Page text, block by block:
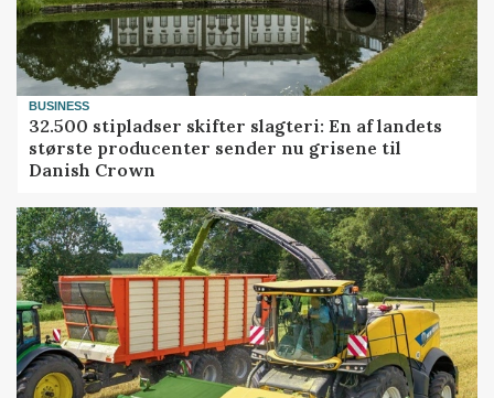
BUSINESS
32.500 stipladser skifter slagteri: En af landets
største producenter sender nu grisene til
Danish Crown